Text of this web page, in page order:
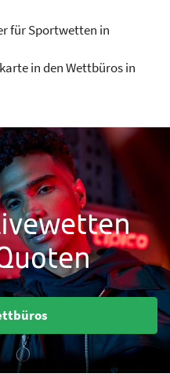
für Sportwetten in
in den Wettbüros in